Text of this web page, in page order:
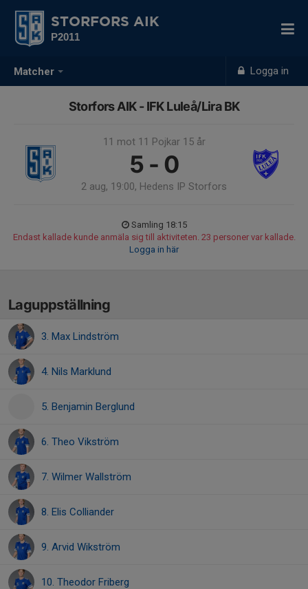
Matcher Logga in
STORFORS AIK
P2011
Storfors AIK - IFK Luleå/Lira BK
11 mot 11 Pojkar 15 år
5 - 0
2 aug, 19:00, Hedens IP Storfors
Samling 18:15
Endast kallade kunde anmäla sig till aktiviteten. 23 personer var kallade.
Logga in här
Laguppställning
3. Max Lindström
4. Nils Marklund
5. Benjamin Berglund
6. Theo Vikström
7. Wilmer Wallström
8. Elis Colliander
9. Arvid Wikström
10. Theodor Friberg